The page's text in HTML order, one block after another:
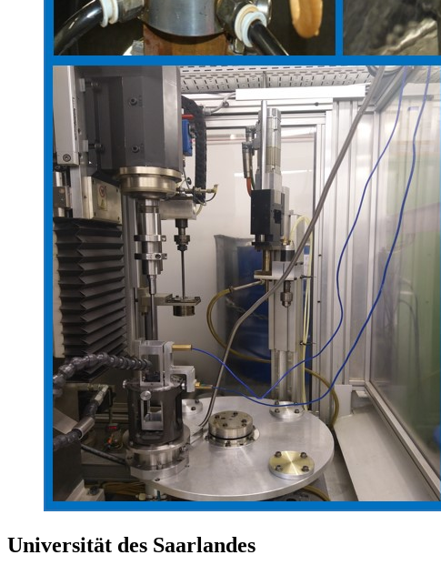
Universität des Saarlandes